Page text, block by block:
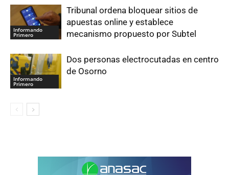
Informando
Primero
Tribunal ordena bloquear sitios de
apuestas online y establece
mecanismo propuesto por Subtel
Informando
Primero
Dos personas electrocutadas en centro
de Osorno